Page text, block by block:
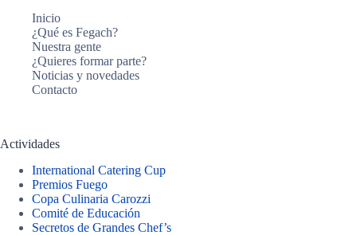
Inicio
¿Qué es Fegach?
Nuestra gente
¿Quieres formar parte?
Noticias y novedades
Contacto
Actividades
International Catering Cup
Premios Fuego
Copa Culinaria Carozzi
Comité de Educación
Secretos de Grandes Chef’s